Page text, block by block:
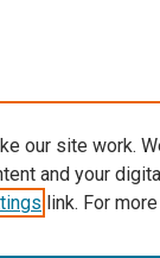
our site work.
and your
link. For